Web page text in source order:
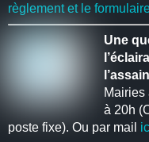
règlement et le
Une
Mairies
à 20h
poste fixe). Ou par mail